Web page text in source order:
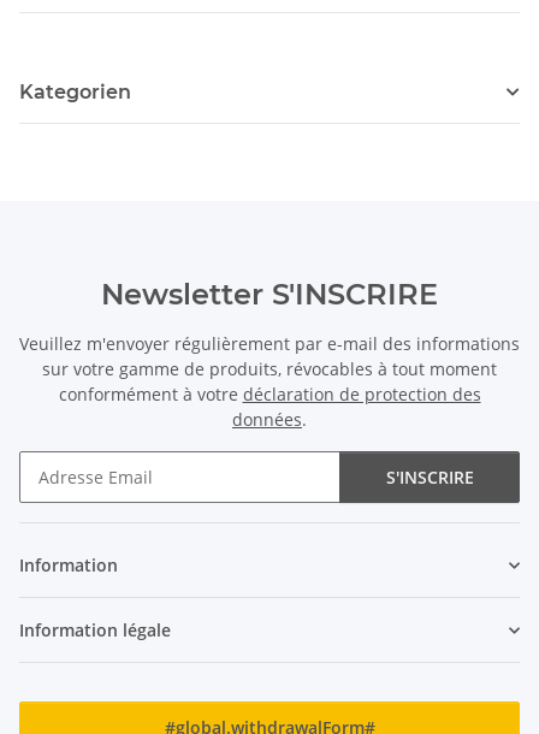
Kategorien
Newsletter S'INSCRIRE
Veuillez m'envoyer régulièrement par e-mail des informations
sur votre gamme de produits, révocables à tout moment
conformément à votre déclaration de protection des
données.
S'INSCRIRE
Information
Information légale
#global.withdrawalForm#